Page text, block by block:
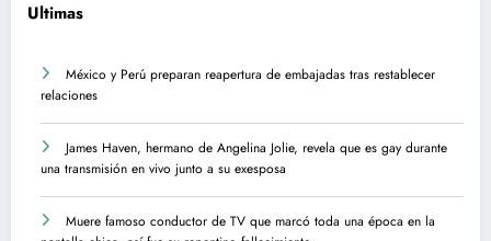
Ultimas
México y Perú preparan reapertura de embajadas tras restablecer
relaciones
James Haven, hermano de Angelina Jolie, revela que es gay durante
una transmisión en vivo junto a su exesposa
Muere famoso conductor de TV que marcó toda una época en la